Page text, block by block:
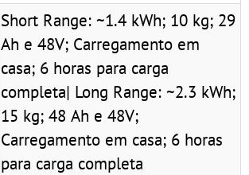
Short Range: ~1.4 kWh; 10 kg; 29
Ah e 48V; Carregamento em
casa; 6 horas para carga
completa| Long Range: ~2.3 kWh;
15 kg; 48 Ah e 48V;
Carregamento em casa; 6 horas
para carga completa